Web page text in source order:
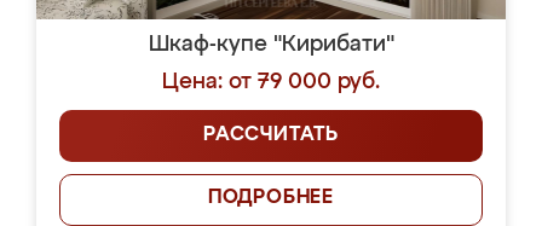
Шкаф-купе "Кирибати"
Цена: от 79 000 руб.
РАССЧИТАТЬ
ПОДРОБНЕЕ